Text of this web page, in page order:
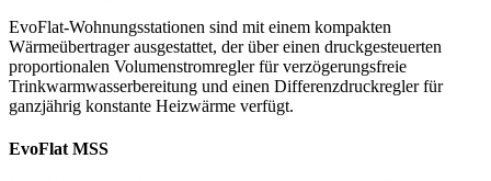
EvoFlat-Wohnungsstationen sind mit einem kompakten
Wärmeübertrager ausgestattet, der über einen druckgesteuerten
proportionalen Volumenstromregler für verzögerungsfreie
Trinkwarmwasserbereitung und einen Differenzdruckregler für
ganzjährig konstante Heizwärme verfügt.
EvoFlat MSS